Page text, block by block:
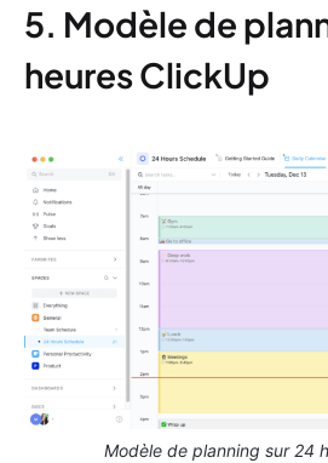
5. Modèle de
heures ClickUp
Modèle de planning sur 24